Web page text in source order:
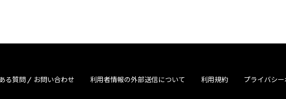
る質問 / お問い合わせ 利用者情報の外部送信について 利用規約 プライバシ